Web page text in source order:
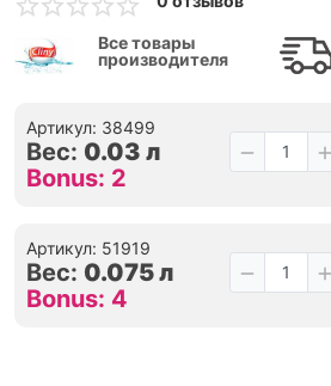
Все товары
производителя
Артикул: 38499
Вес: 0.03 л
Bonus: 2
Артикул: 51919
Вес: 0.075 л
Bonus: 4